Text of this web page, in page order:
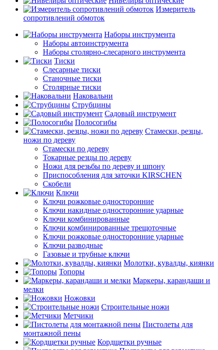
Измеритель
сопротивлений обмоток
Наборы инструмента
Наборы автоинструмента
Наборы столярно-слесарного инструмента
Тиски
Слесарные тиски
Станочные тиски
Столярные тиски
Наковальни
Струбцины
Садовый инструмент
Полосогибы
Стамески, резцы,
ножи по дереву
Стамески по дереву
Токарные резцы по дереву
Ножи для резьбы по дереву и шпону
Приспособления для заточки KIRSCHEN
Скобели
Ключи
Ключи рожковые односторонние
Ключи накидные односторонние ударные
Ключи комбинированные
Ключи комбинированные трещоточные
Ключи рожковые односторонние ударные
Ключи разводные
Газовые и трубные ключи
Молотки, кувалды, киянки
Топоры
Маркеры, карандаши и
мелки
Ножовки
Строительные ножи
Метчики
Пистолеты для
монтажной пены
Кордщетки ручные